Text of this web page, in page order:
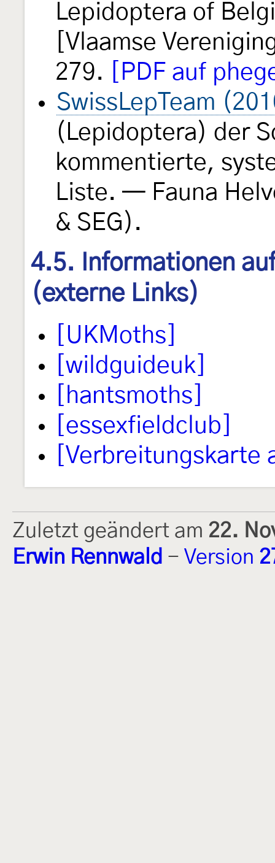
Lepidoptera of
[Vlaamse
279.
[PDF auf
SwissLepTeam
(Lepidoptera) der
kommentierte,
Liste. — Fauna
& SEG).
4.5. Informationen
(externe Links)
[UKMoths]
[wildguideuk]
[hantsmoths]
[essexfieldclub]
Zuletzt geändert am 22.
Erwin Rennwald - Version